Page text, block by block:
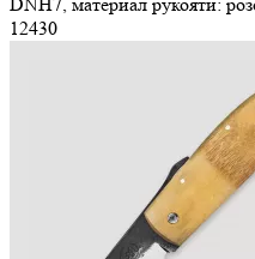
12430